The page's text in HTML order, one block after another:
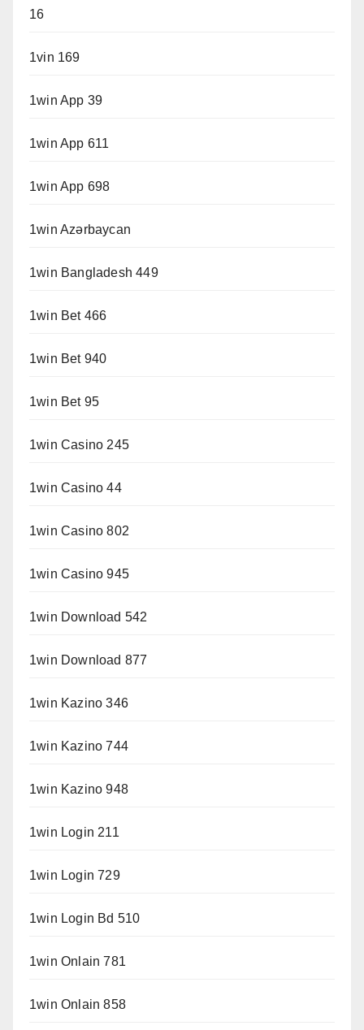
16
1vin 169
1win App 39
1win App 611
1win App 698
1win Azərbaycan
1win Bangladesh 449
1win Bet 466
1win Bet 940
1win Bet 95
1win Casino 245
1win Casino 44
1win Casino 802
1win Casino 945
1win Download 542
1win Download 877
1win Kazino 346
1win Kazino 744
1win Kazino 948
1win Login 211
1win Login 729
1win Login Bd 510
1win Onlain 781
1win Onlain 858